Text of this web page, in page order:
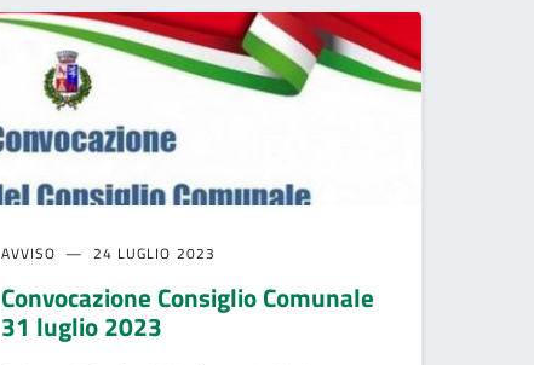
AVVISO 24 LUGLIO 2023
Convocazione Consiglio Comunale
31 luglio 2023